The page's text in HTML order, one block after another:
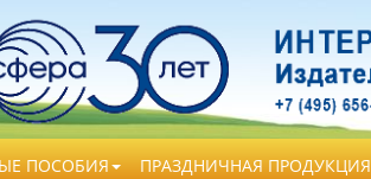
ПОСОБИЯ ПРАЗДНИЧНАЯ ПРОДУКЦИЯ